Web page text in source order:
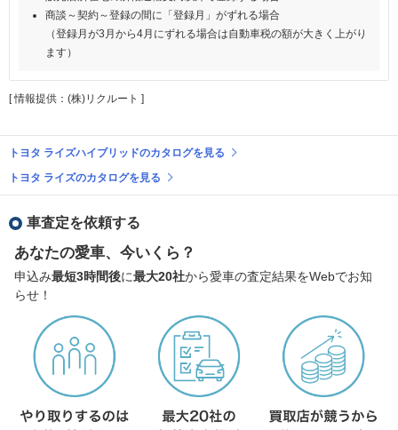
商談～契約～登録の間に「登録月」がずれる場合
（登録月が3月から4月にずれる場合は自動車税の額が大きく上がり
ます）
[ 情報提供：(株)リクルート ]
トヨタ ライズハイブリッドのカタログを見る
トヨタ ライズのカタログを見る
車査定を依頼する
あなたの愛車、今いくら？
申込み最短3時間後に最大20社から愛車の査定結果をWebでお知
らせ！